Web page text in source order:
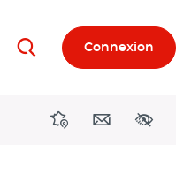
RechercherConnexion
DirectionsContact